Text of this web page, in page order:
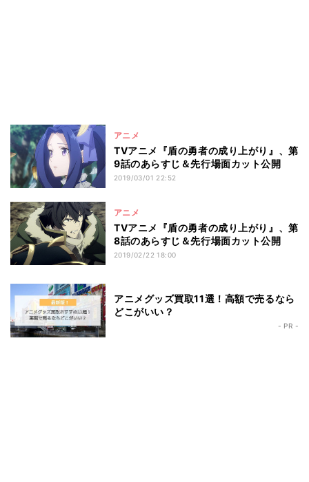
アニメ
TVアニメ『盾の勇者の成り上がり』、第
9話のあらすじ＆先行場面カット公開
2019/03/01 22:52
アニメ
TVアニメ『盾の勇者の成り上がり』、第
8話のあらすじ＆先行場面カット公開
2019/02/22 18:00
アニメグッズ買取11選！高額で売るなら
どこがいい？
- PR -